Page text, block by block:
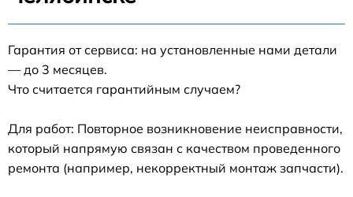
Гарантия от сервиса: на установленные нами детали
— до 3 месяцев.
Что считается гарантийным случаем?
Для работ: Повторное возникновение неисправности,
который напрямую связан с качеством проведенного
ремонта (например, некорректный монтаж запчасти).